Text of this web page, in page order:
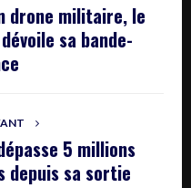
drone militaire, le
sa bande-
5 millions
depuis sa sortie